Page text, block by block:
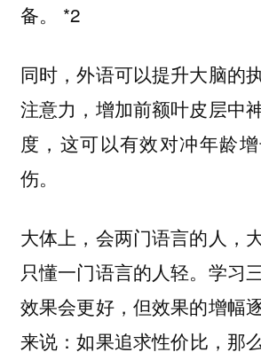
备。 *2
同时，外语可以提升大脑的
注意力，增加前额叶皮层中
度，这可以有效对冲年龄
伤。
大体上，会两门语言的人，
只懂一门语言的人轻。学习
效果会更好，但效果的增幅
来说：如果追求性价比，那